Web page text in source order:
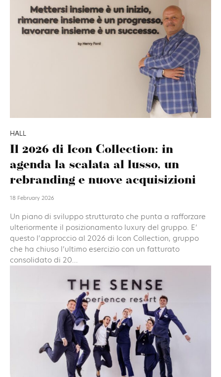
HALL
Il 2026 di Icon Collection: in
agenda la scalata al lusso, un
rebranding e nuove acquisizioni
18 February 2026
Un piano di sviluppo strutturato che punta a rafforzare
ulteriormente il posizionamento luxury del gruppo. E’
questo l’approccio al 2026 di Icon Collection, gruppo
che ha chiuso l’ultimo esercizio con un fatturato
consolidato di 20...